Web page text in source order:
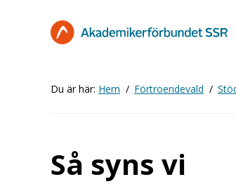
Du är här: Hem Förtroendevald
Så syns vi